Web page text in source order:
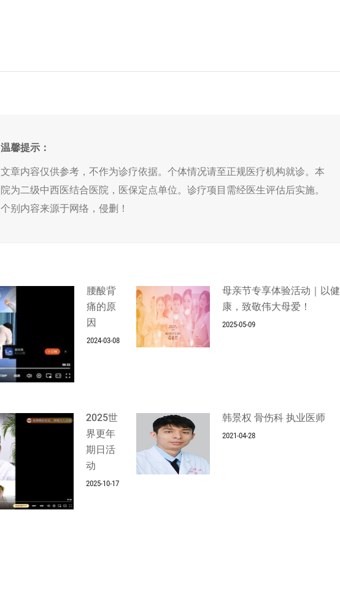
温馨提示：
文章内容仅供参考，不作为诊疗依据。个体情况请至正规医疗机构就诊。本
院为二级中西医结合医院，医保定点单位。诊疗项目需经医生评估后实施。
个别内容来源于网络，侵删！
腰酸背
痛的原
因
2024-03-08
母亲节专享体验活动｜以健
康，致敬伟大母爱！
2025-05-09
2025世
界更年
期日活
动
2025-10-17
韩景权 骨伤科 执业医师
2021-04-28